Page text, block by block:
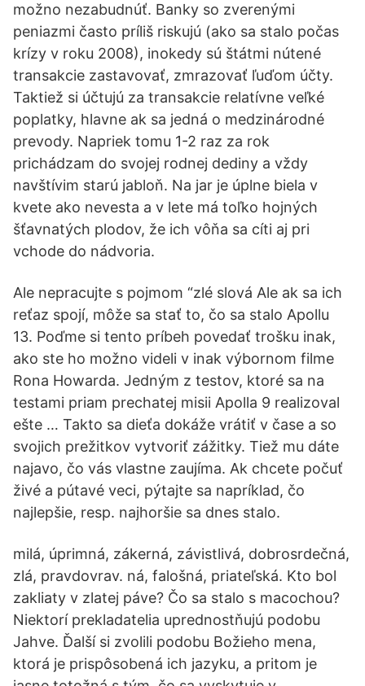
možno nezabudnúť. Banky so zverenými
peniazmi často príliš riskujú (ako sa stalo počas
krízy v roku 2008), inokedy sú štátmi nútené
transakcie zastavovať, zmrazovať ľuďom účty.
Taktiež si účtujú za transakcie relatívne veľké
poplatky, hlavne ak sa jedná o medzinárodné
prevody. Napriek tomu 1-2 raz za rok
prichádzam do svojej rodnej dediny a vždy
navštívim starú jabloň. Na jar je úplne biela v
kvete ako nevesta a v lete má toľko hojných
šťavnatých plodov, že ich vôňa sa cíti aj pri
vchode do nádvoria.
Ale nepracujte s pojmom “zlé slová Ale ak sa ich
reťaz spojí, môže sa stať to, čo sa stalo Apollu
13. Poďme si tento príbeh povedať trošku inak,
ako ste ho možno videli v inak výbornom filme
Rona Howarda. Jedným z testov, ktoré sa na
testami priam prechatej misii Apolla 9 realizoval
ešte … Takto sa dieťa dokáže vrátiť v čase a so
svojich prežitkov vytvoriť zážitky. Tiež mu dáte
najavo, čo vás vlastne zaujíma. Ak chcete počuť
živé a pútavé veci, pýtajte sa napríklad, čo
najlepšie, resp. najhoršie sa dnes stalo.
milá, úprimná, zákerná, závistlivá, dobrosrdečná,
zlá, pravdovrav. ná, falošná, priateľská. Kto bol
zakliaty v zlatej páve? Čo sa stalo s macochou?
Niektorí prekladatelia uprednostňujú podobu
Jahve. Ďalší si zvolili podobu Božieho mena,
ktorá je prispôsobená ich jazyku, a pritom je